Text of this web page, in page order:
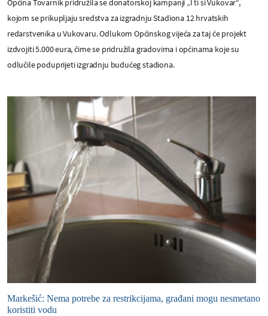
Općina Tovarnik pridružila se donatorskoj kampanji „I ti si Vukovar“,
kojom se prikupljaju sredstva za izgradnju Stadiona 12 hrvatskih
redarstvenika u Vukovaru. Odlukom Općinskog vijeća za taj će projekt
izdvojiti 5.000 eura, čime se pridružila gradovima i općinama koje su
odlučile poduprijeti izgradnju budućeg stadiona.
Markešić: Nema potrebe za restrikcijama, građani mogu nesmetano
koristiti vodu